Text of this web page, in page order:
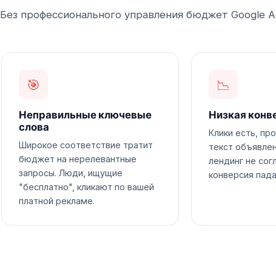
Без профессионального управления бюджет Google
🎯
Неправильные ключевые
слова
Широкое соответствие тратит
бюджет на нерелевантные
запросы. Люди, ищущие
"бесплатно", кликают по вашей
платной рекламе.
📉
Низкая
Клики есть,
текст
лендинг не
конверсия